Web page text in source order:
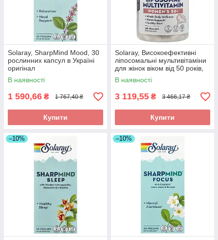
Solaray, SharpMind Mood, 30
рослинних капсул в Україні
оригінал
В наявності
1 590,66 ₴ 1 767,40 ₴
Купити
Solaray, Високоефективні
ліпосомальні мультивітаміни
для жінок віком від 50 років,
120 рослинних капсул в
оригінал
В наявності
3 119,55 ₴ 3 466,17 ₴
Купити
–10% –10%